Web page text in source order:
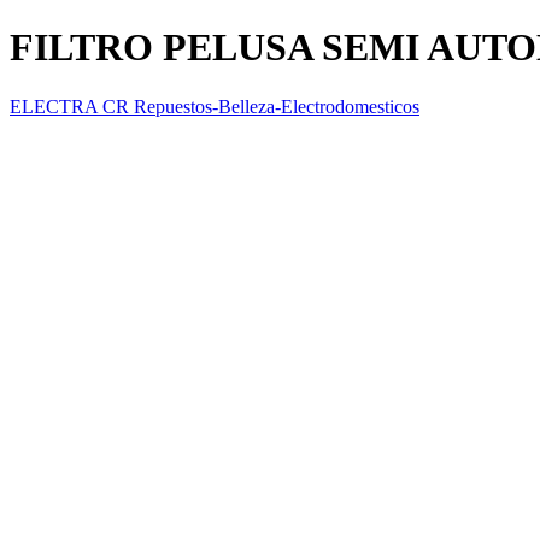
FILTRO PELUSA SEMI
ELECTRA CR Repuestos-Belleza-Electrodomesticos